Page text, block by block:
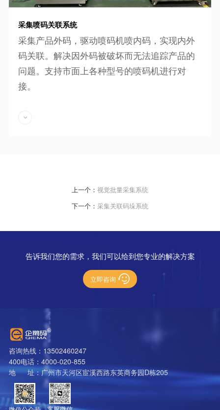
采集喷码关联系统
采集产品外码，驱动喷码机喷内码，实现内外
码关联。解决因外码被破坏而无法追踪产品的
问题。支持市面上各种型号的喷码机进行对
接。
上一个： 视觉批量采集系统
下一个： 采集关联码垛系统
告诉我们您的需求，我们可以给到您专业的解决方案
立即咨询
咨询热线：13502460247
400电话：4000-020-855
地 址：广州市天河区宦溪西路东英商务园D栋205